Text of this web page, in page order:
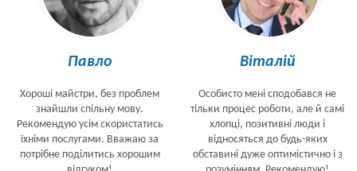
Павло
Хороші майстри, без проблем
знайшли спільну мову.
Рекомендую усім скористатись
їхніми послугами. Вважаю за
потрібне поділитись хорошим
Віталій
Особисто мені сподобався не
тільки процес роботи, але й самі
хлопці, позитивні люди і
відносяться до будь-яких
обставині дуже оптимістично і з